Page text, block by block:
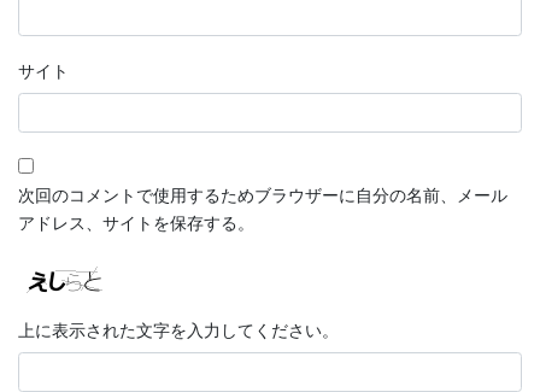
サイト
次回のコメントで使用するためブラウザーに自分の名前、メール
アドレス、サイトを保存する。
上に表示された文字を入力してください。